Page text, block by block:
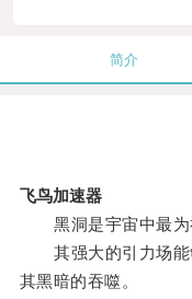
简介
飞鸟加速器
黑洞是宇宙中最为
其强大的引力场能
其黑暗的吞噬。